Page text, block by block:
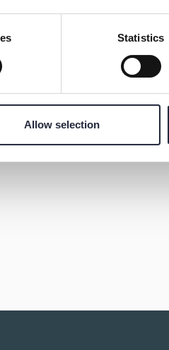
Statistics
Allow selection
andra digitala arkiv och
tonvikt på lokalhistoria och
anknytning till arkiv och
ett studiebesök. Skolklasser